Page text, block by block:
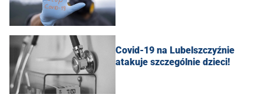
Covid-19 na Lubelszczyźnie
atakuje szczególnie dzieci!